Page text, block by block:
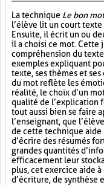
La technique Le bon mot
l’élève lit un court
Ensuite, il écrit un ou
il a choisi ce mot.
compréhension du
exemples expliquant
texte, ses thèmes et
du mot reflète les
réalité, le choix d’un
qualité de l’explication
tout aussi bien se faire
l’enseignant, que
de cette technique aide
d’écrire des résumés
grandes quantités
efficacement leur
plus, cet exercice aide
d’écriture, de synthèse